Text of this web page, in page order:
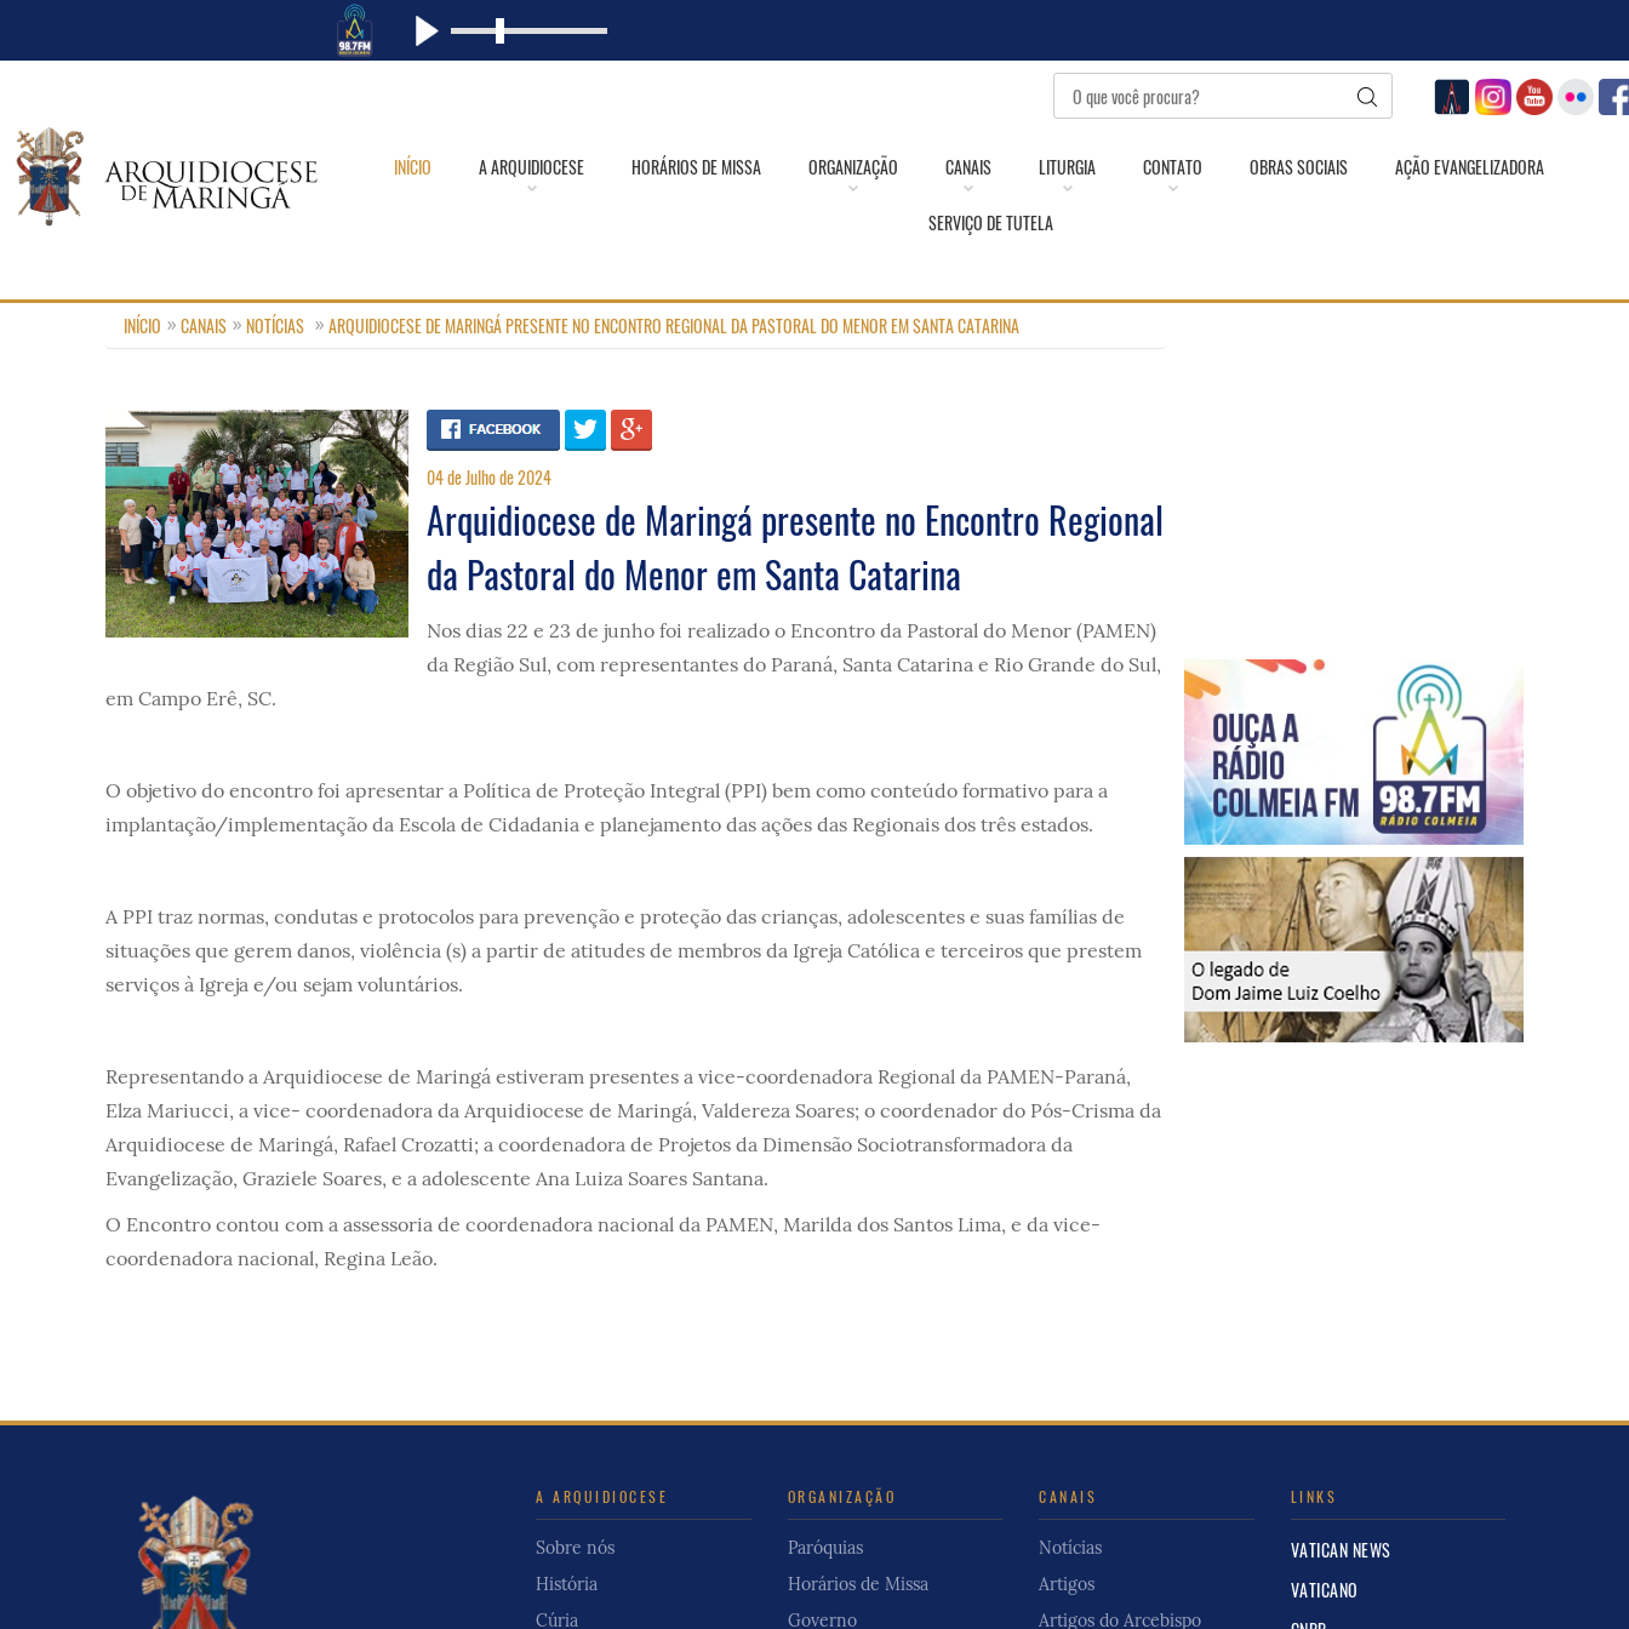
INÍCIO A ARQUIDIOCESE HORÁRIOS DE MISSA ORGANIZAÇÃO CANAIS LITURGIA CONTATO OBRAS SOCIAIS AÇÃO EVANGELIZADORA
SERVIÇO DE TUTELA
INÍCIO CANAIS NOTÍCIAS ARQUIDIOCESE DE MARINGÁ PRESENTE NO ENCONTRO REGIONAL DA PASTORAL DO MENOR EM SANTA CATARINA
04 de Julho de 2024
Arquidiocese de Maringá presente no Encontro Regional
da Pastoral do Menor em Santa Catarina
Nos dias 22 e 23 de junho foi realizado o Encontro da Pastoral do Menor (PAMEN)
da Região Sul, com representantes do Paraná, Santa Catarina e Rio Grande do Sul,
em Campo Erê, SC.
O objetivo do encontro foi apresentar a Política de Proteção Integral (PPI) bem como conteúdo formativo para a
implantação/implementação da Escola de Cidadania e planejamento das ações das Regionais dos três estados.
A PPI traz normas, condutas e protocolos para prevenção e proteção das crianças, adolescentes e suas famílias de
situações que gerem danos, violência (s) a partir de atitudes de membros da Igreja Católica e terceiros que prestem
serviços à Igreja e/ou sejam voluntários.
Representando a Arquidiocese de Maringá estiveram presentes a vice-coordenadora Regional da PAMEN-Paraná,
Elza Mariucci, a vice- coordenadora da Arquidiocese de Maringá, Valdereza Soares; o coordenador do Pós-Crisma da
Arquidiocese de Maringá, Rafael Crozatti; a coordenadora de Projetos da Dimensão Sociotransformadora da
Evangelização, Graziele Soares, e a adolescente Ana Luiza Soares Santana.
O Encontro contou com a assessoria de coordenadora nacional da PAMEN, Marilda dos Santos Lima, e da vice-
coordenadora nacional, Regina Leão.
A ARQUIDIOCESE
Sobre nós
História
Cúria
ORGANIZAÇÃO
Paróquias
Horários de Missa
Governo
CANAIS
Notícias
Artigos
Artigos do Arcebispo
LINKS
VATICAN NEWS
VATICANO